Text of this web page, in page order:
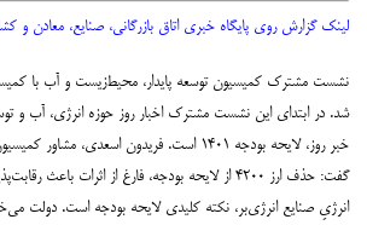
لینک گزارش روی پایگاه خبری اتاق بازرگانی، صنایع، معادن و
نشست مشترک کمیسیون توسعه پایدار، محیط‌زیست و آب با
شد. در ابتدای این نشست مشترک اخبار روز حوزه انرژی، آب و
خبر روز، لایحه بودجه ۱۴۰۱ است. فریدون اسعدی،
گفت: حذف ارز ۴۲۰۰ از لایحه بودجه، فارغ از اثرات